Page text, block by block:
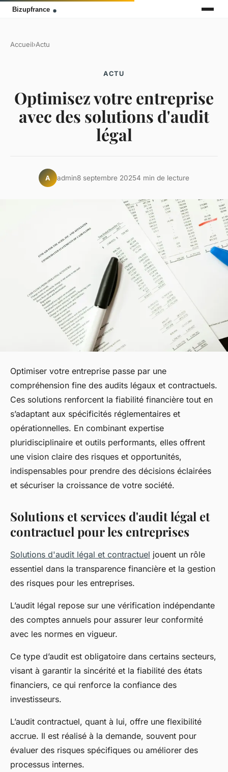
Accueil›Actu
ACTU
Optimisez votre entreprise
avec des solutions d'audit
légal
A admin8 septembre 20254 min de lecture
Optimiser votre entreprise passe par une
compréhension fine des audits légaux et contractuels.
Ces solutions renforcent la fiabilité financière tout en
s’adaptant aux spécificités réglementaires et
opérationnelles. En combinant expertise
pluridisciplinaire et outils performants, elles offrent
une vision claire des risques et opportunités,
indispensables pour prendre des décisions éclairées
et sécuriser la croissance de votre société.
Solutions et services d'audit légal et
contractuel pour les entreprises
Solutions d'audit légal et contractuel jouent un rôle
essentiel dans la transparence financière et la gestion
des risques pour les entreprises.
L’audit légal repose sur une vérification indépendante
des comptes annuels pour assurer leur conformité
avec les normes en vigueur.
Ce type d’audit est obligatoire dans certains secteurs,
visant à garantir la sincérité et la fiabilité des états
financiers, ce qui renforce la confiance des
investisseurs.
L’audit contractuel, quant à lui, offre une flexibilité
accrue. Il est réalisé à la demande, souvent pour
évaluer des risques spécifiques ou améliorer des
processus internes.